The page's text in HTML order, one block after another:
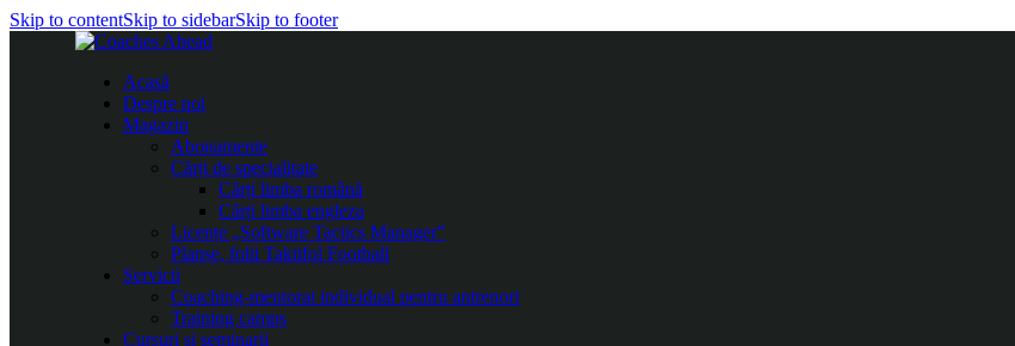
Skip to contentSkip to sidebarSkip to footer
Acasă
Despre noi
Magazin
Abonamente
Cărți de specialitate
Cărți limba română
Cărți limba engleza
Licențe „Software Tactics Manager”
Planșe, folii Taktifol Football
Servicii
Coaching-mentorat individual pentru antrenori
Training camps
Cursuri și seminarii